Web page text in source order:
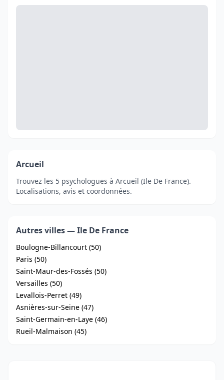
Arcueil
Trouvez les 5 psychologues à Arcueil (Ile De France).
Localisations, avis et coordonnées.
Autres villes — Ile De France
Boulogne-Billancourt (50)
Paris (50)
Saint-Maur-des-Fossés (50)
Versailles (50)
Levallois-Perret (49)
Asnières-sur-Seine (47)
Saint-Germain-en-Laye (46)
Rueil-Malmaison (45)